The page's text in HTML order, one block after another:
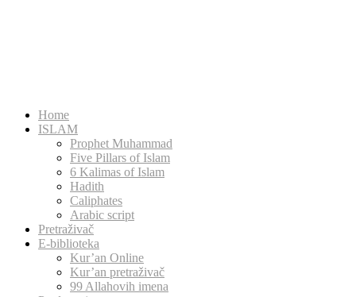
Home
ISLAM
Prophet Muhammad
Five Pillars of Islam
6 Kalimas of Islam
Hadith
Caliphates
Arabic script
Pretraživač
E-biblioteka
Kur’an Online
Kur’an pretraživač
99 Allahovih imena